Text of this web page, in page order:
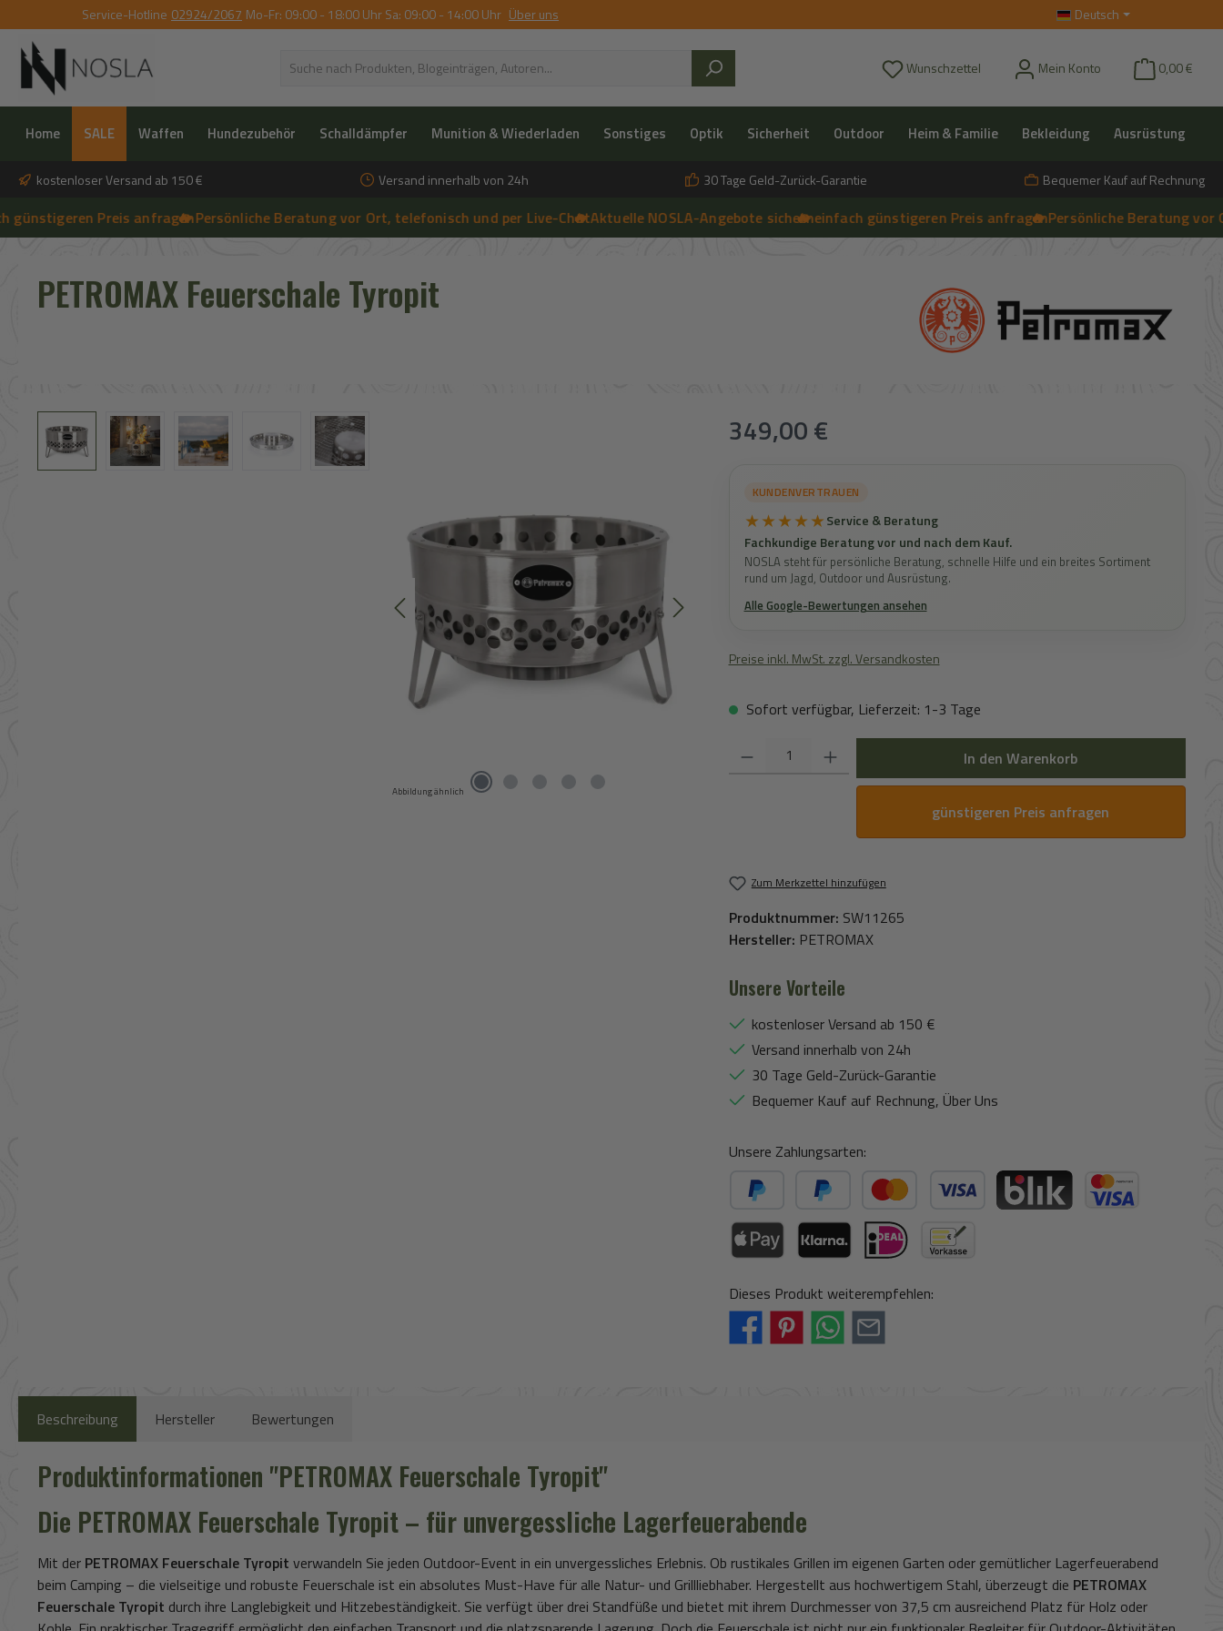
Hauptinhalt springen
Zur Suche springen
Zur Hauptnavigation springen
Service-Hotline 02924/2067 Mo-Fr: 09:00 - 18:00 Uhr Sa: 09:00 - 14:00 Uhr Über uns Deutsch
Wunschzettel Du hast 0 Produkte auf dem Merkzettel
Mein Konto 0,00 €
Home SALE Waffen Hundezubehör Schalldämpfer Munition & Wiederladen Sonstiges Optik Sicherheit Outdoor Heim & Familie Bekleidung Ausrüstung
kostenloser Versand ab 150 € Versand innerhalb von 24h 30 Tage Geld-Zurück-Garantie Bequemer Kauf auf Rechnung
Preis anfragen
➔
🔥 Persönliche Beratung vor Ort, telefonisch und per Live-Chat
➔
🔥 Aktuelle NOSLA-Angebote sichern
➔
🔥 einfach günstigeren Preis anfragen
➔
🔥 Persönliche Beratung vor Ort,
PETROMAX Feuerschale Tyropit
Bildergalerie überspringen
Abbildung ähnlich
Regulärer Preis:
349,00 €
KUNDENVERTRAUEN
★★★★★Service & Beratung
Fachkundige Beratung vor und nach dem Kauf.
NOSLA steht für persönliche Beratung, schnelle Hilfe und ein breites Sortiment
rund um Jagd, Outdoor und Ausrüstung.
Alle Google-Bewertungen ansehen
Preise inkl. MwSt. zzgl. Versandkosten
Sofort verfügbar, Lieferzeit: 1-3 Tage
Produkt Anzahl: Gib den gewünschten Wert ein oder benutze die Schaltflächen um die
In den Warenkorb
günstigeren Preis anfragen
Zum Merkzettel hinzufügen
Produktnummer: SW11265
Hersteller: PETROMAX
Unsere Vorteile
kostenloser Versand ab 150 €
Versand innerhalb von 24h
30 Tage Geld-Zurück-Garantie
Bequemer Kauf auf Rechnung, Über Uns
Unsere Zahlungsarten:
PayPal Später BezahlenKredit- oder Debitkarte
Dieses Produkt weiterempfehlen:
Beschreibung Hersteller Bewertungen
Produktinformationen "PETROMAX Feuerschale Tyropit"
Die PETROMAX Feuerschale Tyropit – für unvergessliche Lagerfeuerabende
Mit der PETROMAX Feuerschale Tyropit verwandeln Sie jeden Outdoor-Event in ein unvergessliches Erlebnis. Ob rustikales Grillen im eigenen Garten oder gemütlicher Lagerfeuerabend
beim Camping – die vielseitige und robuste Feuerschale ist ein absolutes Must-Have für alle Natur- und Grillliebhaber. Hergestellt aus hochwertigem Stahl, überzeugt die PETROMAX
Feuerschale Tyropit durch ihre Langlebigkeit und Hitzebeständigkeit. Sie verfügt über drei Standfüße und bietet mit ihrem Durchmesser von 37,5 cm ausreichend Platz für Holz oder